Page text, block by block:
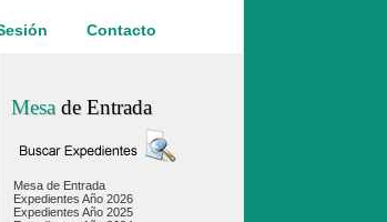
Contacto
Mesa de Entrada
Mesa de Entrada
Expedientes Año 2026
Expedientes Año 2025